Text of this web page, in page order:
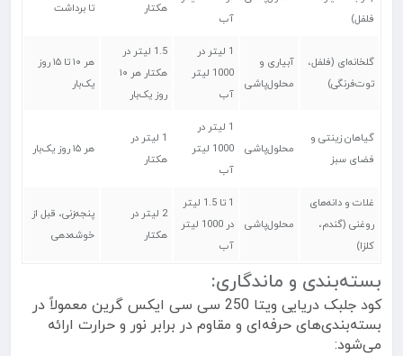
فلفل)
آب
هکتار
تا برداشت
گلخانه‌ای (فلفل،
توت‌فرنگی)
آبیاری و
محلول‌پاشی
1 لیتر در
1000 لیتر
آب
1.5 لیتر در
هکتار هر ۱۰
روز یک‌بار
هر ۱۰ تا ۱۵ روز
یک‌بار
گیاهان زینتی و
فضای سبز
محلول‌پاشی
1 لیتر در
1000 لیتر
آب
1 لیتر در
هکتار
هر ۱۵ روز یک‌بار
غلات و دانه‌های
روغنی (گندم،
کلزا)
محلول‌پاشی
1 تا 1.5 لیتر
در 1000 لیتر
آب
2 لیتر در
هکتار
پنجه‌زنی، قبل از
خوشه‌دهی
بسته‌بندی و ماندگاری:
کود جلبک دریایی ویتا 250 سی سی ایکس گرین معمولاً در
بسته‌بندی‌های حرفه‌ای و مقاوم در برابر نور و حرارت ارائه
می‌شود: